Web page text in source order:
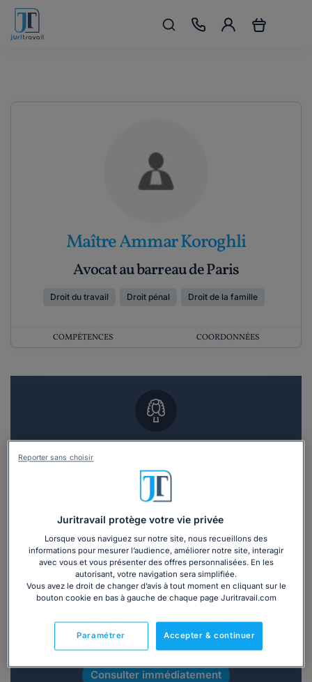
Maître Ammar Koroghli
Avocat au barreau de Paris
Droit du travail Droit pénal Droit de la famille
COMPÉTENCES COORDONNÉES
Recevoir des devis d'avocats
Vous souhaitez une consultation par
téléphone ?
Consulter immédiatement
Juritravail protège votre vie privée
Lorsque vous naviguez sur notre site, nous recueillons des
informations pour mesurer l’audience, améliorer notre site, interagir
avec vous et vous présenter des offres personnalisées. En les
autorisant, votre navigation sera simplifiée.
Vous avez le droit de changer d’avis à tout moment en cliquant sur le
bouton cookie en bas à gauche de chaque page Juritravail.com
Accepter & continuer
Paramétrer
Reporter sans choisir